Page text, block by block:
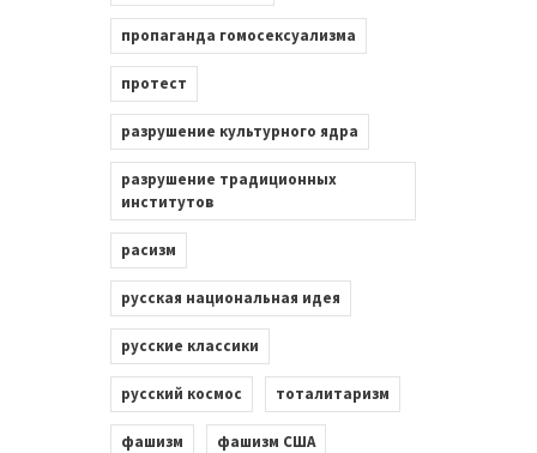
пропаганда гомосексуализма
протест
разрушение культурного ядра
разрушение традиционных
институтов
расизм
русская национальная идея
русские классики
русский космос тоталитаризм
фашизм фашизм США